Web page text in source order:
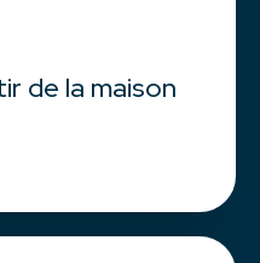
de la maison